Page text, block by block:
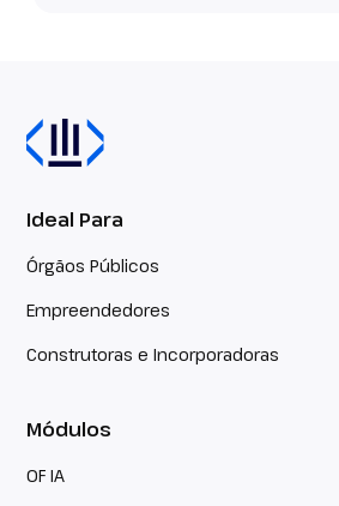
Ideal Para
Órgãos Públicos
Empreendedores
Construtoras e Incorporadoras
Módulos
OF IA